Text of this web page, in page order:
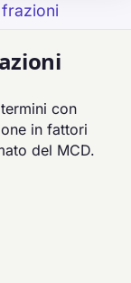
con
in fattori
del MCD.